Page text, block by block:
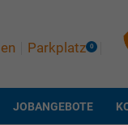
Parkplatz 0
JOBANGEBOTE